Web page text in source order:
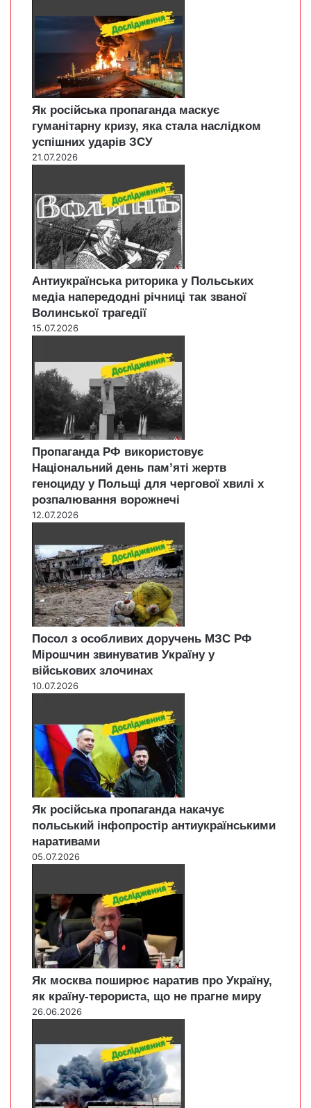
Як російська пропаганда маскує
гуманітарну кризу, яка стала наслідком
успішних ударів ЗСУ
21.07.2026
Антиукраїнська риторика у Польських
медіа напередодні річниці так званої
Волинської трагедії
15.07.2026
Пропаганда РФ використовує
Національний день пам’яті жертв
геноциду у Польщі для чергової хвилі х
розпалювання ворожнечі
12.07.2026
Посол з особливих доручень МЗС РФ
Мірошчин звинуватив Україну у
військових злочинах
10.07.2026
Як російська пропаганда накачує
польський інфопростір антиукраїнськими
наративами
05.07.2026
Як москва поширює наратив про Україну,
як країну-терориста, що не прагне миру
26.06.2026